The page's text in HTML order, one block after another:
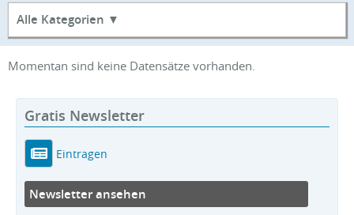
Alle Kategorien ▼
Momentan sind keine Datensätze vorhanden.
Gratis Newsletter
Eintragen
Newsletter ansehen